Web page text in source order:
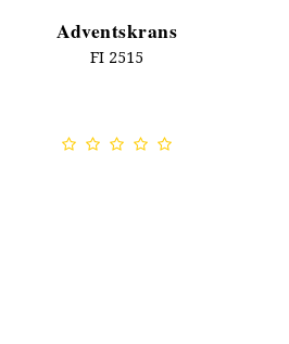
Adventskrans
FI 2515